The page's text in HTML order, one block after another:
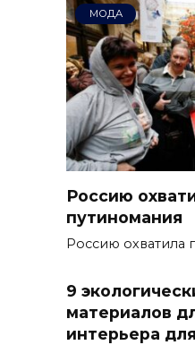
МОДА
Россию
путиномания
Россию охватила
9
материалов
интерьера